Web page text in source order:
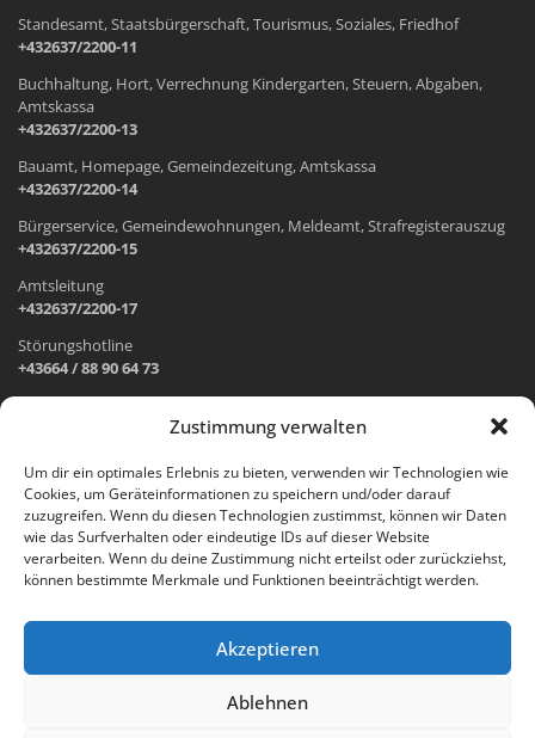
Zustimmung verwalten
Um dir ein optimales Erlebnis zu bieten, verwenden wir Technologien wie
Cookies, um Geräteinformationen zu speichern und/oder darauf
zuzugreifen. Wenn du diesen Technologien zustimmst, können wir Daten
wie das Surfverhalten oder eindeutige IDs auf dieser Website
verarbeiten. Wenn du deine Zustimmung nicht erteilst oder zurückziehst,
können bestimmte Merkmale und Funktionen beeinträchtigt werden.
Akzeptieren
Ablehnen
Standesamt, Staatsbürgerschaft, Tourismus, Soziales, Friedhof
+432637/2200-11
Buchhaltung, Hort, Verrechnung Kindergarten, Steuern, Abgaben,
Amtskassa
+432637/2200-13
Bauamt, Homepage, Gemeindezeitung, Amtskassa
+432637/2200-14
Bürgerservice, Gemeindewohnungen, Meldeamt, Strafregisterauszug
+432637/2200-15
Amtsleitung
+432637/2200-17
Störungshotline
+43664 / 88 90 64 73
Wr. Neustädter Straße 1
2733 Grünbach am Schneeberg
Öffnungszeiten Gemeindeamt:
Montag: 8.00 – 12.00 Uhr und 14.00 – 18.00 Uhr
Freitag: 8.00 – 12.00 Uhr
Email: